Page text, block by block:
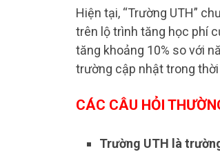
Hiện tại, “Trường UTH”
trên lộ trình tăng học phí
tăng khoảng 10% so với
trường cập nhật trong
CÁC CÂU HỎI
Trường UTH là